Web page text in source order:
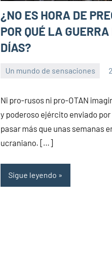
¿NO ES HORA DE
POR QUÉ LA
DÍAS?
Un mundo de sensaciones
Ni pro-rusos ni pro-OTAN
y poderoso ejército enviado por
pasar más que unas semanas
ucraniano. […]
Sigue leyendo